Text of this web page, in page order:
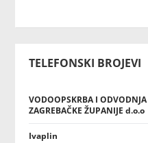
TELEFONSKI BROJEVI
VODOOPSKRBA I ODVODNJA
ZAGREBAČKE ŽUPANIJE d.o.o
Ivaplin